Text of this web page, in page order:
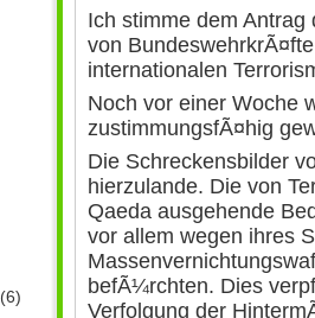
(6)
Ich stimme dem
von
internationalen
Noch vor einer Woche
zustimmungsfÃ¤hig
Die Schreckensbilder
hierzulande. Die von
Qaeda ausgehende
vor allem wegen ihres
befÃ¼rchten. Dies
Verfolgung der